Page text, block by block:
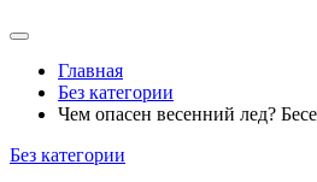
Главная
Без категории
Чем опасен весенний лед?
Без категории